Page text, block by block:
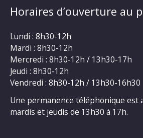
Horaires d’ouverture au
Lundi : 8h30-12h
Mardi : 8h30-12h
Mercredi : 8h30-12h / 13h30-17h
Jeudi : 8h30-12h
Vendredi : 8h30-12h / 13h30-16h30
Une permanence téléphonique est
mardis et jeudis de 13h30 à 17h.